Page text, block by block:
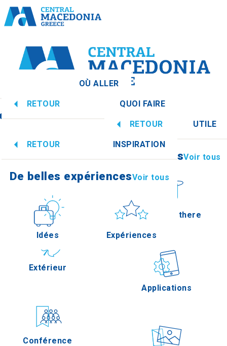
OÙ ALLER
centrale
Imathia
Serres
RETOUR QUOI FAIRE
Culture
Extérieur Gastronomie
Conférence
RETOUR UTILE
InformationsVoir tous
How to get there
Applications
RETOUR INSPIRATION
De belles expériencesVoir tous
Idées Expériences